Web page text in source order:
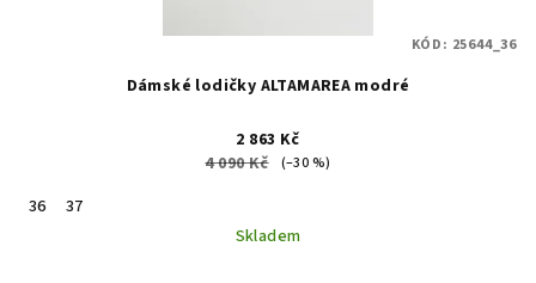
Dámské lodičky ALTAMAREA modré
2 863 Kč
4 090 Kč
(–30 %)
36
37
Skladem
KÓD: 25644_36